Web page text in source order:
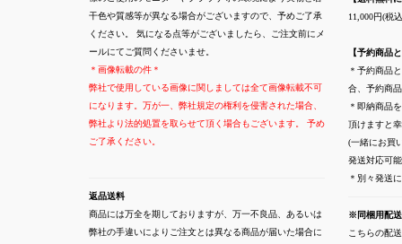
干色や質感等が異なる場合がございますので、予めご了承
ください。 気になる点等がございましたら、ご注文前にメ
ールにてご質問くださいませ。
＊画像転載の件＊
弊社で使用している画像に関しましては全て画像転載不可
になります。万が一、弊社規定の権利を侵害された場合、
弊社より法的処置を取らせて頂く場合もございます。 予め
ご了承ください。
返品送料
商品には万全を期しておりますが、万一不良品、あるいは
弊社の手違いによりご注文とは異なる商品が届いた場合に
11,000円(税
【予約商品
＊予約商品
合、予約商
＊即納商品
頂けますと
(一緒にお買
発送対応可
＊別々発送
※同梱用配
こちらの配